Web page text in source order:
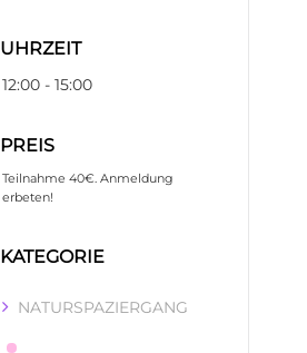
UHRZEIT
12:00 - 15:00
PREIS
Teilnahme 40€. Anmeldung
erbeten!
KATEGORIE
NATURSPAZIERGANG